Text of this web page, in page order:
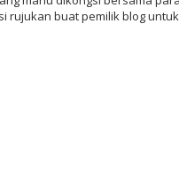
rujukan buat pemilik blog